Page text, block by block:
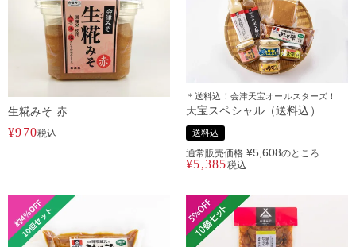
生糀みそ 赤
¥970税込
＊送料込！会津天宝オールスターズ！
天宝スペシャル（送料込）
送料込
通常販売価格 ¥5,608のところ
¥5,385税込